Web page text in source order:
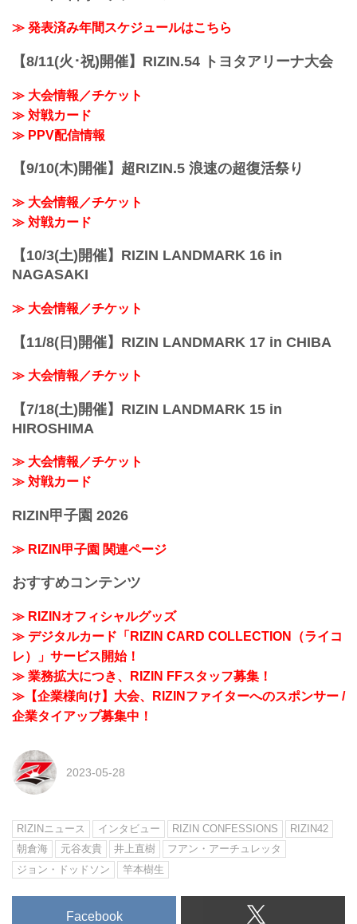
という結果しか出せなくてすご...
ら感謝しています、ありがとうございま
しくファンの皆さんの醸し出す雰囲気や
いますね、癖で」
youtu.be
ーー試合後の率直な感想をお聞かせいた
だけますか。
たのでしょうか。また、それしか狙って
いなかったのでしょうか？
≫ 発表済み年間スケジュールはこちら
【8/11(火･祝)開催】RIZIN.54 トヨタアリーナ大会
≫ 大会情報／チケット
≫ 対戦カード
≫ PPV配信情報
【9/10(木)開催】超RIZIN.5 浪速の超復活祭り
≫ 大会情報／チケット
≫ 対戦カード
【10/3(土)開催】RIZIN LANDMARK 16 in
NAGASAKI
≫ 大会情報／チケット
【11/8(日)開催】RIZIN LANDMARK 17 in CHIBA
≫ 大会情報／チケット
【7/18(土)開催】RIZIN LANDMARK 15 in
HIROSHIMA
≫ 大会情報／チケット
≫ 対戦カード
RIZIN甲子園 2026
≫ RIZIN甲子園 関連ページ
おすすめコンテンツ
≫ RIZINオフィシャルグッズ
≫ デジタルカード「RIZIN CARD COLLECTION（ライコ
レ）」サービス開始！
≫ 業務拡大につき、RIZIN FFスタッフ募集！
≫【企業様向け】大会、RIZINファイターへのスポンサー /
企業タイアップ募集中！
2023-05-28
RIZINニュース インタビュー RIZIN CONFESSIONS
RIZIN42
朝倉海
元谷友貴 井上直樹
フアン・アーチュレッタ
ジョン・ドッドソン
竿本樹生
Facebook